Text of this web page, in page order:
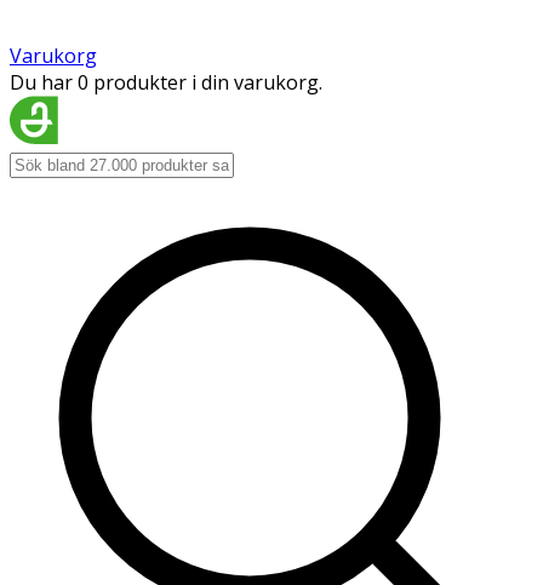
Varukorg
Du har 0 produkter i din varukorg.